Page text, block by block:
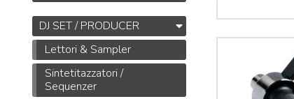
DJ SET / PRODUCER
Lettori & Sampler
Sintetitazzatori /
Sequenzer